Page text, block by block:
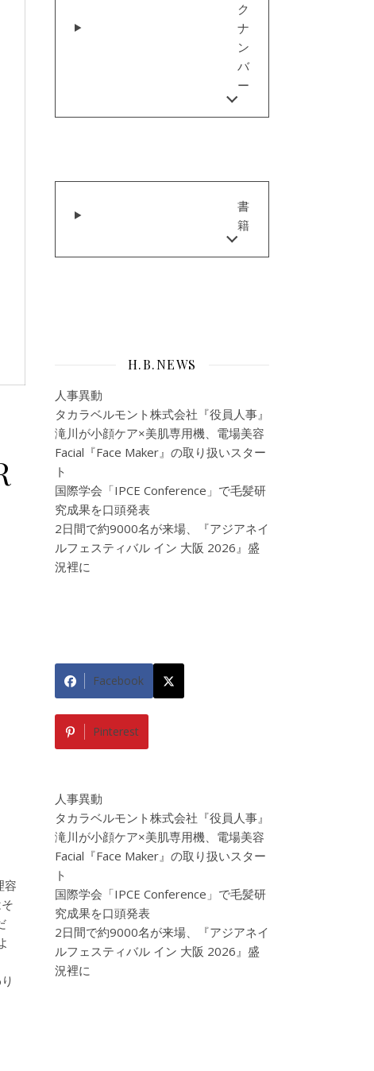
容
ク
ナ
ン
バ
ー
書
籍
H.B.NEWS
人事異動
タカラベルモント株式会社『役員人事』
滝川が小顔ケア×美肌専用機、電場美容
Facial『Face Maker』の取り扱いスター
ト
国際学会「IPCE Conference」で毛髪研
究成果を口頭発表
2日間で約9000名が来場、『アジアネイ
ルフェスティバル イン 大阪 2026』盛
況裡に
Facebook
Pinterest
人事異動
タカラベルモント株式会社『役員人事』
滝川が小顔ケア×美肌専用機、電場美容
Facial『Face Maker』の取り扱いスター
ト
国際学会「IPCE Conference」で毛髪研
究成果を口頭発表
2日間で約9000名が来場、『アジアネイ
ルフェスティバル イン 大阪 2026』盛
況裡に